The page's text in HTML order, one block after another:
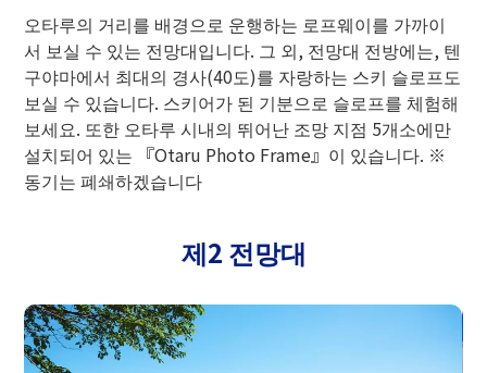
오타루의 거리를 배경으로 운행하는 로프웨이를 가까이
서 보실 수 있는 전망대입니다. 그 외, 전망대 전방에는, 텐
구야마에서 최대의 경사(40도)를 자랑하는 스키 슬로프도
보실 수 있습니다. 스키어가 된 기분으로 슬로프를 체험해
보세요. 또한 오타루 ​​시내의 뛰어난 조망 지점 5개소에만
설치되어 있는 『Otaru Photo Frame』이 있습니다. ※
동기는 폐쇄하겠습니다
제2 전망대
출발 장소 성인 어린이
오타루 발착 2,250엔 1,120엔
3,180엔
수령 100년을 넘는 한 벚꽃 「텐구 벚꽃」이 심볼의
전망대. 우드 데크의 "TENGUU 테라스"에서 테이크
아웃 한 음식과 음료를 즐기는 것도 추천합니다.
체 길이 400m의 초원 밥슬레이. 자신의 페이스에 맞
추어 브레이크를 조절하면서 상쾌하게 활주할 수 있습
니다.
【여름기：5/23(토)～10/12(월·축) 영업 예정】
영업시간・요금 여름 활동 세부 사항
운 다람쥐들과 만나면서 마음 치유되는 한 때를 보내
실 수 있습니다.
【여름기：5/23(토)～10/12(월·축) 영업 예정】
영업시간・요금 여름 활동 세부 사항
오타루의 아름다운 거리를 등에, 가까이 오가는 로프
웨이를 바라볼 수 있는 특별한 전망대. 여기에서는
「오탈 포토 프레임」과 로프웨이를 함께 찍어 추억에
남는 멋진 한 장을 촬영할 수 있습니다.
오타루시의 중요한 전망 지점으로 지정된 이 전망대에
서는, 앞에 펼쳐지는 삼림과 조화로운 아름다운 시가
의 전경을, 히가시야에서 느긋하게 한눈에 볼 수 있습
니다.
산 정상의 산책로를 따라가면 제 3 전망대가 있습니
다. 사계절의 풍경과 텐구이와를 즐길 수 있으며, 눈
아래에는 신칸센의 신오타루역(가칭)이 건설 예정입
니다.
옥상 전망대
산 정상에서 가장 높은 곳에 있는 전망대. 샤코탄 반도
나 대안의 한한별 연봉의 산 풍경, 일본해 등의 대 파
노라마를 한눈에 볼 수 있다.
새로운 체험. 천구가 된 기분으로 숲 속을 상쾌한 바람
을 자르고 공중 활주할 수 있습니다.
【여름기：4/25(토)～11/3(화) 영업 예정 ※토, 일, 공
휴일만의 기간 있음】
영업시간・요금 여름 활동 세부 사항
에서 360도의 절경을 즐길 수 있습니다. 강풍시는 산
기슭에서의 운행이 됩니다.
【여름기：5/15(금)～10/20(화) 영업 예정】
영업시간・요금 여름 활동 세부 사항
산책하는 일주 1.6km, 약 30분의 산책로입니다. 풍부
한 자연 속에서 삼림욕을 체감하고 심신 모두 리프레
시해 주세요.
여름 활동 세부 사항
오타루에서의 스키 국체, 동계 올림픽 등의 귀중한 자
료 약 400점을 전시하고 있습니다. (홋카이도 박물관
협회 회원)
파워 스폿 · 시설 상세
「텐구야마 극장」 「TENGUU STORY」의 즐거운
오리지널 프로젝션 매핑입니다.
파워 스폿 · 시설 상세
전국에서 텐구에 얽힌 물건을 모은 독특한 자료관입니
다. 관내에는 크고 작은 합계 약 600점 이상의 전시품
이 늘어서 있습니다.
파워 스폿 · 시설 상세
비를 모티브로하고 있습니다. 좌우 한 쌍으로 힘을 발
휘하는 髙下駄은 "연결"의 상징이라고도합니다. 「텐
구의 수막 낭비」를 신고, 재앙을 멀리해, 멋진 인연에
축복받도록 소원을 담아 봐 주세요.
파워 스폿 · 시설 상세
「사루타 히코 오카미」가 모셔져 있습니다. 「교통
안전·장사 번성・학업 성취」의 신으로서 존경되고
있습니다.
파워 스폿 · 시설 상세
「코나데 텐구씨」는, 교통 안전이나 가내 안전, 장사
번성, 학업 성취 등, 다양한 소원이 이루어진다고 합니
다.
파워 스폿 · 시설 상세
연명존
연명존은 아이를 지키고 그 수명을 연장하는 이익이
있다고 전해지고 있습니다.
텐구산에서 빈손으로 눈놀이! 솔리 등의 렌탈도 있어
간편하게 눈놀이를 만끽할 수 있습니다.
영업시간・요금 겨울 스키장 상세